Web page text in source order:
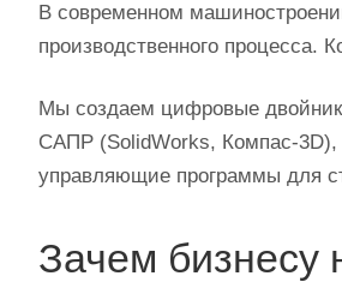
В современном
производственного процесса.
Мы создаем цифровые
САПР (SolidWorks, Компас‑3D),
управляющие программы для
Зачем бизнесу